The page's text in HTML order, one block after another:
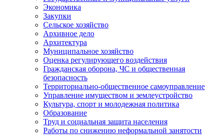
Экономика
Закупки
Сельское хозяйство
Архивное дело
Архитектура
Муниципальное хозяйство
Оценка регулирующего воздействия
Гражданская оборона, ЧС и общественная
безопасность
Территориально-общественное самоуправление
Управление имуществом и землеустройство
Культура, спорт и молодежная политика
Образование
Труд и социальная защита населения
Работы по снижению неформальной занятости